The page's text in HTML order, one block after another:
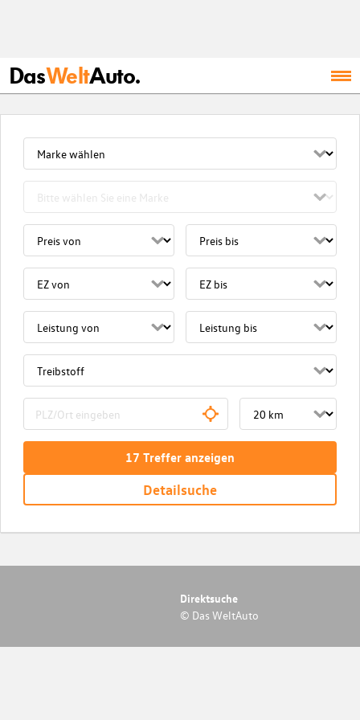
DasWeltAuto.
Detailsuche
17 Treffer anzeigen
Direktsuche
© Das WeltAuto